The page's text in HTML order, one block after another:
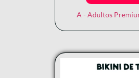
A - Adultos